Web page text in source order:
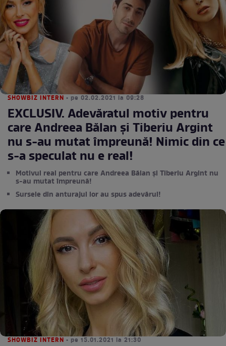
SHOWBIZ INTERN • pe 02.02.2021 la 09:28
EXCLUSIV. Adevăratul motiv pentru
care Andreea Bălan și Tiberiu Argint
nu s-au mutat împreună! Nimic din ce
s-a speculat nu e real!
Motivul real pentru care Andreea Bălan și Tiberiu Argint nu
s-au mutat împreună!
Sursele din anturajul lor au spus adevărul!
SHOWBIZ INTERN • pe 15.01.2021 la 21:30